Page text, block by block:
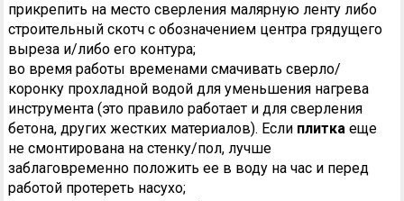
прикрепить на место сверления малярную ленту либо
строительный скотч с обозначением центра грядущего
выреза и/либо его контура;
во время работы временами смачивать сверло/
коронку прохладной водой для уменьшения нагрева
инструмента (это правило работает и для сверления
бетона, других жестких материалов). Если плитка еще
не смонтирована на стенку/пол, лучше
заблаговременно положить ее в воду на час и перед
работой протереть насухо;